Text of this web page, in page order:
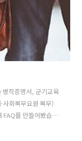
병적증명서, 군기교육
사회복무요원 복무)
FAQ를 만들어봤습니
에 면제자 참 많더